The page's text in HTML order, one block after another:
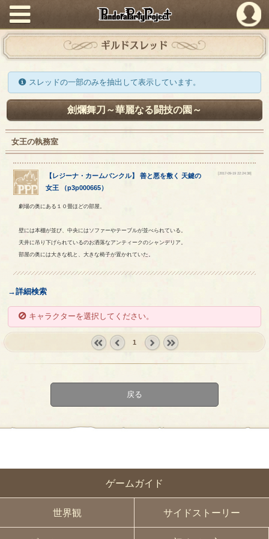
PandoraPartyProject
ゲームガイド
世界観 サイドストーリー
ギルドスレッド
スレッドの一部のみを抽出して表示しています。
劍爛舞刀～華麗なる闘技の園～
女王の執務室
【レジーナ・カームバンクル】善と悪を敷く 天鍵の
女王 （p3p000665）
[2017-09-19 22:24:38]
劇場の奥にある１０畳ほどの部屋。
壁には本棚が並び、中央にはソファーやテーブルが並べられている。
天井に吊り下げられているのお洒落なアンティークのシャンデリア。
部屋の奥には大きな机と、大きな椅子が置かれていた。
→詳細検索
キャラクターを選択してください。
1
戻る